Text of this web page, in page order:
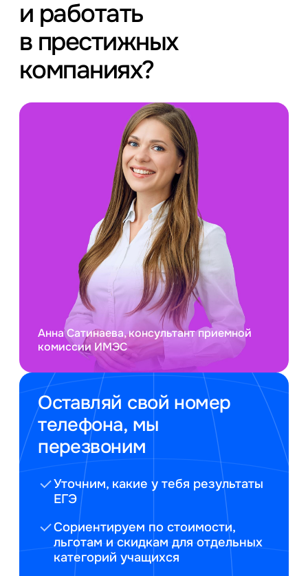
и работать
в престижных
компаниях?
Оставляй свой номер
телефона, мы
перезвоним
Уточним, какие у тебя результаты
ЕГЭ
Сориентируем по стоимости,
льготам и скидкам для отдельных
категорий учащихся
Анна Сатинаева, консультант приемной
комиссии ИМЭС